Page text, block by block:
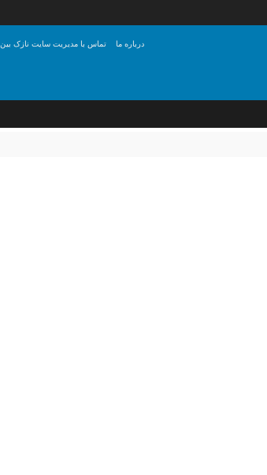
تماس با مدیریت سایت نازک بین درباره ما